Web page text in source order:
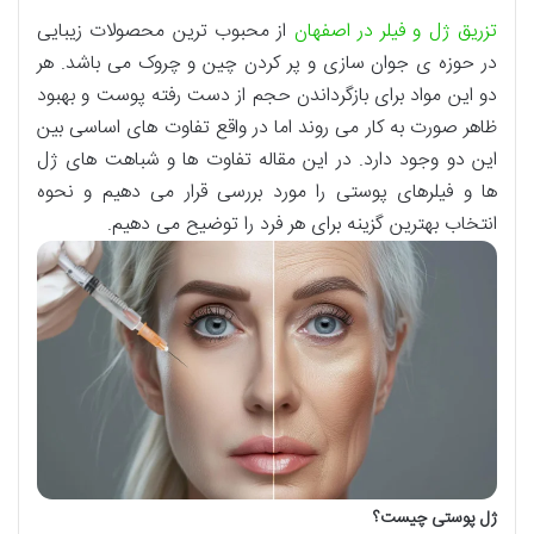
تزریق ژل و فیلر در اصفهان از محبوب ترین محصولات زیبایی
در حوزه ی جوان سازی و پر کردن چین و چروک می باشد. هر
دو این مواد برای بازگرداندن حجم از دست رفته پوست و بهبود
ظاهر صورت به کار می روند اما در واقع تفاوت های اساسی بین
این دو وجود دارد. در این مقاله تفاوت ها و شباهت های ژل
ها و فیلرهای پوستی را مورد بررسی قرار می دهیم و نحوه
انتخاب بهترین گزینه برای هر فرد را توضیح می دهیم.
ژل پوستی چیست؟